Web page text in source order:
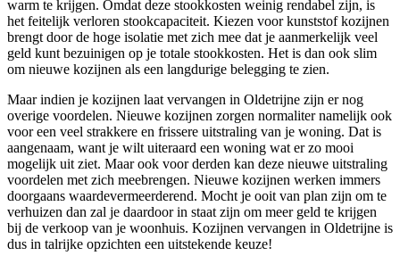
warm te krijgen. Omdat deze stookkosten weinig rendabel zijn, is
het feitelijk verloren stookcapaciteit. Kiezen voor kunststof kozijnen
brengt door de hoge isolatie met zich mee dat je aanmerkelijk veel
geld kunt bezuinigen op je totale stookkosten. Het is dan ook slim
om nieuwe kozijnen als een langdurige belegging te zien.
Maar indien je kozijnen laat vervangen in Oldetrijne zijn er nog
overige voordelen. Nieuwe kozijnen zorgen normaliter namelijk ook
voor een veel strakkere en frissere uitstraling van je woning. Dat is
aangenaam, want je wilt uiteraard een woning wat er zo mooi
mogelijk uit ziet. Maar ook voor derden kan deze nieuwe uitstraling
voordelen met zich meebrengen. Nieuwe kozijnen werken immers
doorgaans waardevermeerderend. Mocht je ooit van plan zijn om te
verhuizen dan zal je daardoor in staat zijn om meer geld te krijgen
bij de verkoop van je woonhuis. Kozijnen vervangen in Oldetrijne is
dus in talrijke opzichten een uitstekende keuze!